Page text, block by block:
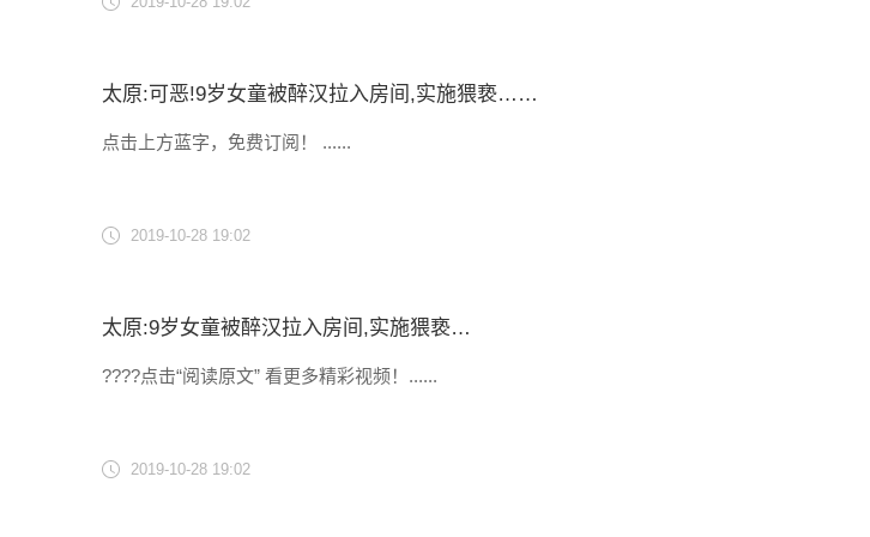
太原:可恶!9岁女童被醉汉拉入房间,实施猥亵……
点击上方蓝字，免费订阅！ ......
2019-10-28 19:02
太原:9岁女童被醉汉拉入房间,实施猥亵…
????点击“阅读原文” 看更多精彩视频！......
2019-10-28 19:02